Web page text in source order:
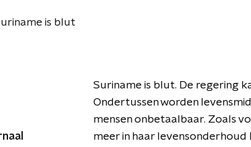
is blut
Suriname is blut. De regering
Ondertussen worden
mensen onbetaalbaar. Zoals
meer in haar